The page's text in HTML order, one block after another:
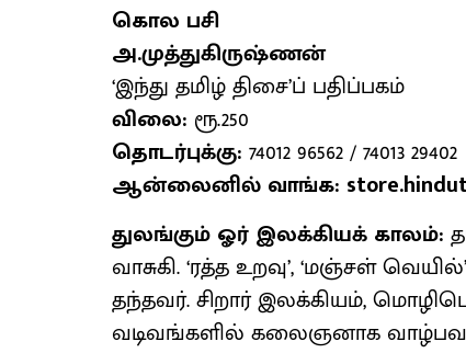
கொல பசி
அ.முத்துகிருஷ்ணன்
‘இந்து தமிழ் திசை’ப் பதிப்பகம்
விலை: ரூ.250
தொடர்புக்கு: 74012 96562 / 74013 29402
ஆன்லைனில் வாங்க:
துலங்கும் ஓர் இலக்கியக் காலம்:
வாசுகி. ‘ரத்த உறவு’, ‘மஞ்சள்
தந்தவர். சிறார் இலக்கியம்,
வடிவங்களில் கலைஞனாக